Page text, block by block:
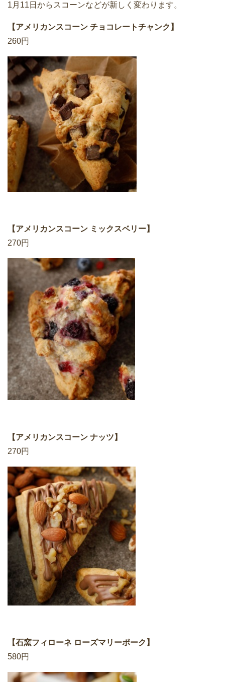
1月11日からスコーンなどが新しく変わります。
【アメリカンスコーン チョコレートチャンク】
260円
【アメリカンスコーン ミックスベリー】
270円
【アメリカンスコーン ナッツ】
270円
【石窯フィローネ ローズマリーポーク】
580円